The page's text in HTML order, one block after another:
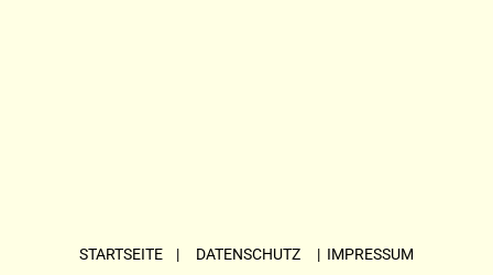
STARTSEITE | DATENSCHUTZ | IMPRESSUM